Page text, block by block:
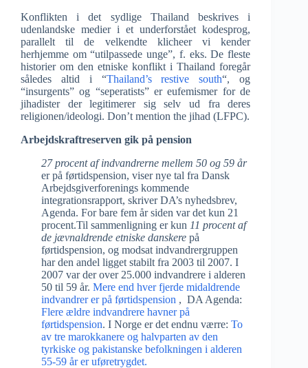
Konflikten i det sydlige Thailand beskrives i
udenlandske medier i et underforstået kodesprog,
parallelt til de velkendte klicheer vi kender
herhjemme om “utilpassede unge”, f. eks. De fleste
historier om den etniske konflikt i Thailand foregår
således altid i “Thailand’s restive south“, og
“insurgents” og “seperatists” er eufemismer for de
jihadister der legitimerer sig selv ud fra deres
religionen/ideologi. Don’t mention the jihad (LFPC).
Arbejdskraftreserven gik på pension
27 procent af indvandrerne mellem 50 og 59 år
er på førtidspension, viser nye tal fra Dansk
Arbejdsgiverforenings kommende
integrationsrapport, skriver DA’s nyhedsbrev,
Agenda. For bare fem år siden var det kun 21
procent.Til sammenligning er kun 11 procent af
de jævnaldrende etniske danskere på
førtidspension, og modsat indvandrergruppen
har den andel ligget stabilt fra 2003 til 2007. I
2007 var der over 25.000 indvandrere i alderen
50 til 59 år. Mere end hver fjerde midaldrende
indvandrer er på førtidspension , DA Agenda:
Flere ældre indvandrere havner på
førtidspension. I Norge er det endnu værre: To
av tre marokkanere og halvparten av den
tyrkiske og pakistanske befolkningen i alderen
55-59 år er uføretrygdet.